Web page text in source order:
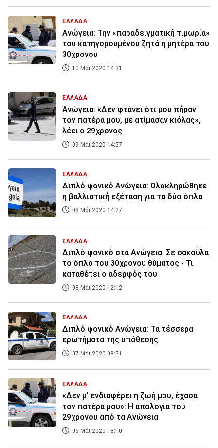
ΕΛΛΑΔΑ
Ανώγεια: Την «παραδειγματική τιμωρία»
του κατηγορουμένου ζητά η μητέρα του
30χρονου
10 Μάι 2020 14:31
ΕΛΛΑΔΑ
Ανώγεια: «Δεν φτάνει ότι μου πήραν
τον πατέρα μου, με ατίμασαν κιόλας»,
λέει ο 29χρονος
09 Μάι 2020 14:57
ΕΛΛΑΔΑ
Διπλό φονικό Ανώγεια: Ολοκληρώθηκε
η βαλλιστική εξέταση για τα δύο όπλα
08 Μάι 2020 14:27
ΕΛΛΑΔΑ
Διπλό φονικό στα Ανώγεια: Σε σακούλα
το όπλο του 30χρονου θύματος - Τι
καταθέτει ο αδερφός του
08 Μάι 2020 12:12
ΕΛΛΑΔΑ
Διπλό φονικό Ανώγεια: Τα τέσσερα
ερωτήματα της υπόθεσης
07 Μάι 2020 08:51
ΕΛΛΑΔΑ
«Δεν μ’ ενδιαφέρει η ζωή μου, έχασα
τον πατέρα μου»: Η απολογία του
29χρονου από τα Ανώγεια
06 Μάι 2020 18:10